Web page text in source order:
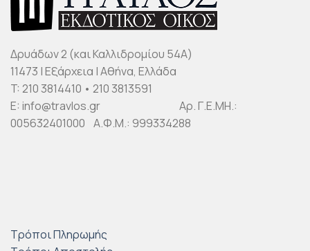
Δρυάδων 2 (και Καλλιδρομίου 54Α)
11473 | Εξάρχεια | Αθήνα, Ελλάδα
T: 210 3814410 • 210 3813591
E: info@travlos.gr Αρ. Γ.Ε.ΜΗ.:
005632401000 Α.Φ.Μ.: 999334288
Τρόποι Πληρωμής